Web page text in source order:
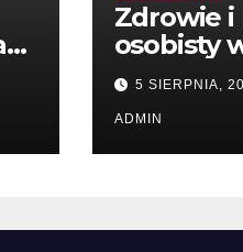
Zdrowie i
osobisty
5 SIERPNIA,
ADMIN